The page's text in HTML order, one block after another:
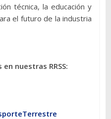
técnica, la educación y
el futuro de la industria
nuestras RRSS: